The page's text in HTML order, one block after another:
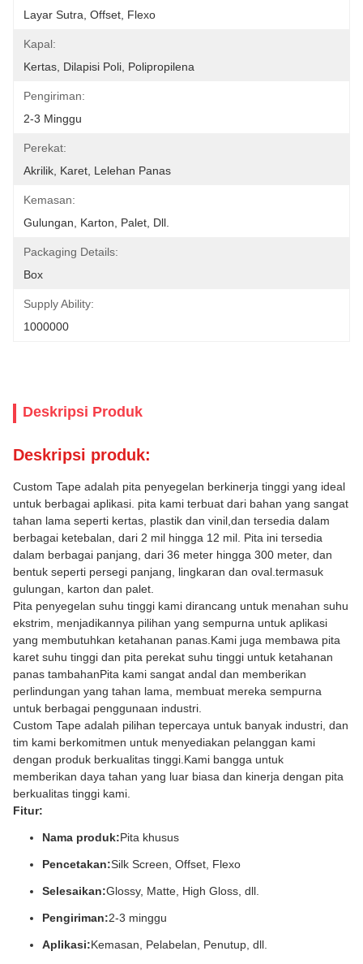
Layar Sutra, Offset, Flexo
Kapal:
Kertas, Dilapisi Poli, Polipropilena
Pengiriman:
2-3 Minggu
Perekat:
Akrilik, Karet, Lelehan Panas
Kemasan:
Gulungan, Karton, Palet, Dll.
Packaging Details:
Box
Supply Ability:
1000000
Deskripsi Produk
Deskripsi produk:
Custom Tape adalah pita penyegelan berkinerja tinggi yang ideal
untuk berbagai aplikasi. pita kami terbuat dari bahan yang sangat
tahan lama seperti kertas, plastik dan vinil,dan tersedia dalam
berbagai ketebalan, dari 2 mil hingga 12 mil. Pita ini tersedia
dalam berbagai panjang, dari 36 meter hingga 300 meter, dan
bentuk seperti persegi panjang, lingkaran dan oval.termasuk
gulungan, karton dan palet.
Pita penyegelan suhu tinggi kami dirancang untuk menahan suhu
ekstrim, menjadikannya pilihan yang sempurna untuk aplikasi
yang membutuhkan ketahanan panas.Kami juga membawa pita
karet suhu tinggi dan pita perekat suhu tinggi untuk ketahanan
panas tambahanPita kami sangat andal dan memberikan
perlindungan yang tahan lama, membuat mereka sempurna
untuk berbagai penggunaan industri.
Custom Tape adalah pilihan tepercaya untuk banyak industri, dan
tim kami berkomitmen untuk menyediakan pelanggan kami
dengan produk berkualitas tinggi.Kami bangga untuk
memberikan daya tahan yang luar biasa dan kinerja dengan pita
berkualitas tinggi kami.
Fitur:
Nama produk:Pita khusus
Pencetakan:Silk Screen, Offset, Flexo
Selesaikan:Glossy, Matte, High Gloss, dll.
Pengiriman:2-3 minggu
Aplikasi:Kemasan, Pelabelan, Penutup, dll.